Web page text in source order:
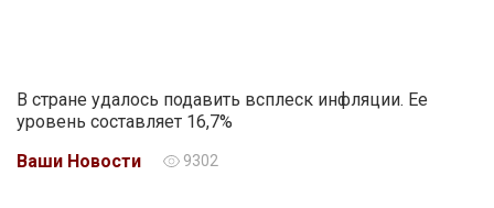
В стране удалось подавить всплеск инфляции. Ее
уровень составляет 16,7%
Ваши Новости
9302